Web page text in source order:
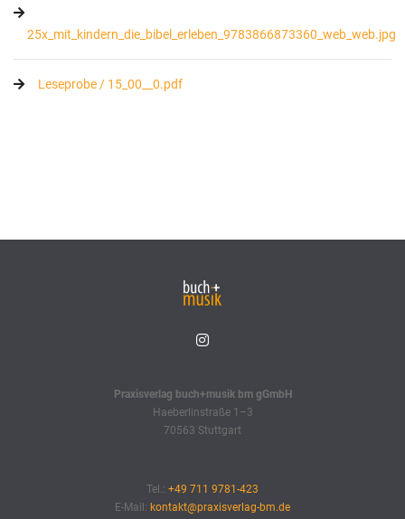
25x_mit_kindern_die_bibel_erleben_9783866873360_web_web.jpg
Leseprobe / 15_00__0.pdf
Praxisverlag buch+musik bm gGmbH
Haeberlinstraße 1–3
70563 Stuttgart
Tel.: +49 711 9781-423
E-Mail: kontakt@praxisverlag-bm.de